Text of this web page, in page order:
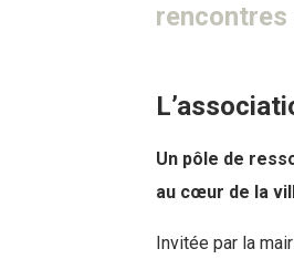
Un pôle de
au cœur de la
Invitée par la